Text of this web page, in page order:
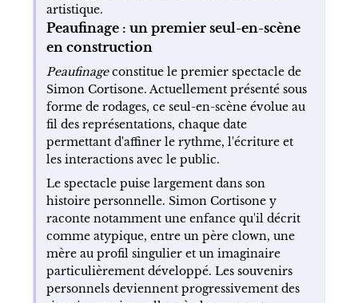
artistique.
Peaufinage : un premier seul-en-scène
en construction
Peaufinageconstitue le premier spectacle de
Simon Cortisone. Actuellement présenté sous
forme de rodages, ce seul-en-scène évolue au
fil des représentations, chaque date
permettant d'affiner le rythme, l'écriture et
les interactions avec le public.
Le spectacle puise largement dans son
histoire personnelle. Simon Cortisone y
raconte notamment une enfance qu'il décrit
comme atypique, entre un père clown, une
mère au profil singulier et un imaginaire
particulièrement développé. Les souvenirs
personnels deviennent progressivement des